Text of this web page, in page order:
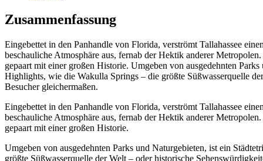
Zusammenfassung
Eingebettet in den Panhandle von Florida, verströmt Tallahassee
beschauliche Atmosphäre aus, fernab der Hektik anderer
gepaart mit einer großen Historie. Umgeben von ausgedehnten
Highlights, wie die Wakulla Springs – die größte Süßwasserquelle
Besucher gleichermaßen.
Eingebettet in den Panhandle von Florida, verströmt Tallahassee
beschauliche Atmosphäre aus, fernab der Hektik anderer
gepaart mit einer großen Historie.
Umgeben von ausgedehnten Parks und Naturgebieten, ist ein
größte Süßwasserquelle der Welt – oder historische